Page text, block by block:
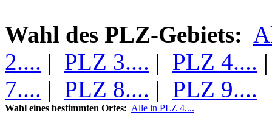
Wahl des PLZ-Gebiets:
2.... | PLZ 3.... | PLZ 4....
7.... | PLZ 8.... | PLZ 9....
Wahl eines bestimmten Ortes: Alle in PLZ 4....